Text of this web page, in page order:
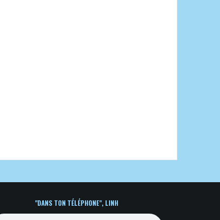
"DANS TON TÉLÉPHONE", LINH